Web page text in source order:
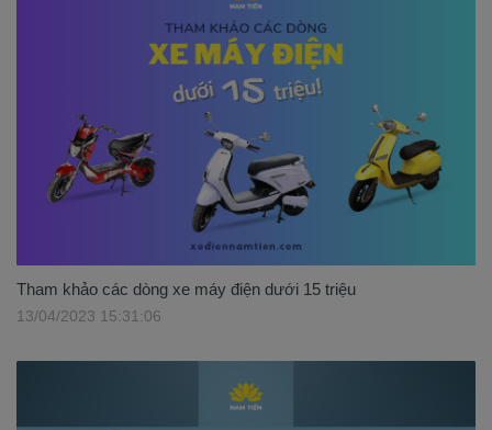
Tham khảo các dòng xe máy điện dưới 15 triệu
13/04/2023 15:31:06